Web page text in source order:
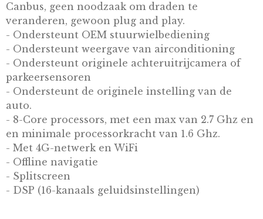
Canbus, geen noodzaak om draden te
veranderen, gewoon plug and play.
- Ondersteunt OEM stuurwielbediening
- Ondersteunt weergave van airconditioning
- Ondersteunt originele achteruitrijcamera of
parkeersensoren
- Ondersteunt de originele instelling van de
auto.
- 8-Core processors, met een max van 2.7 Ghz en
en minimale processorkracht van 1.6 Ghz.
- Met 4G-netwerk en WiFi
- Offline navigatie
- Splitscreen
- DSP (16-kanaals geluidsinstellingen)